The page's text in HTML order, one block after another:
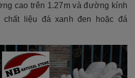
cao trên 1.27m và đường kính
liệu đá xanh đen hoặc đá